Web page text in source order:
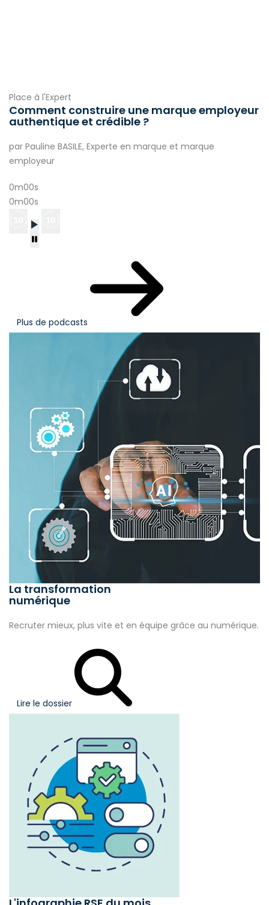
Place à l'Expert
Comment construire une marque employeur
authentique et crédible ?
par Pauline BASILE, Experte en marque et marque
employeur
0m00s
0m00s
Plus de podcasts
La transformation
numérique
Recruter mieux, plus vite et en équipe grâce au numérique.
Lire le dossier